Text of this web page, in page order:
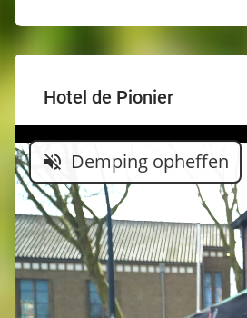
Hotel de Pionier
volume_off Demping opheffen